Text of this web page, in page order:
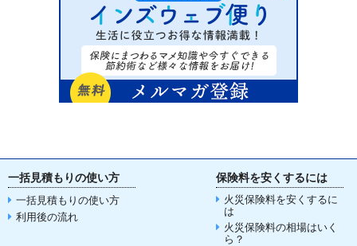
一括見積もりの使い方
一括見積もりの使い方
利用後の流れ
保険料を安くするには
火災保険料を安くするに
は
火災保険料の相場はいく
ら？